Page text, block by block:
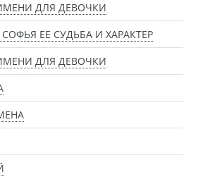
ДЛЯ ДЕВОЧКИ
ЕЕ СУДЬБА И ХАРАКТЕР
ДЛЯ ДЕВОЧКИ